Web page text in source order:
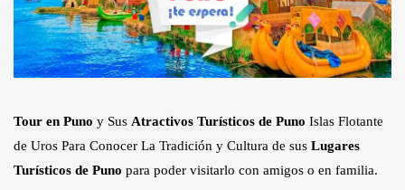
Tour en Puno y Sus Atractivos Turísticos de Puno Islas Flotante
de Uros Para Conocer La Tradición y Cultura de sus Lugares
Turísticos de Puno para poder visitarlo con amigos o en familia.